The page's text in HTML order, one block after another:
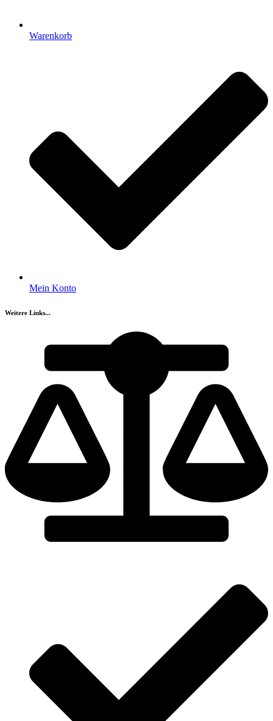
Warenkorb
Mein Konto
Weitere Links...